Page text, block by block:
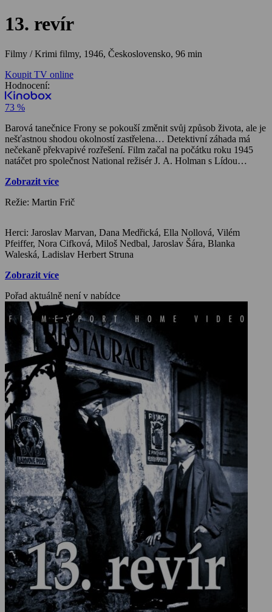
13. revír
Filmy / Krimi filmy, 1946, Československo, 96 min
Koupit TV online
Hodnocení:
73 %
Barová tanečnice Frony se pokouší změnit svůj způsob života, ale je
nešťastnou shodou okolností zastřelena… Detektivní záhada má
nečekaně překvapivé rozřešení. Film začal na počátku roku 1945
natáčet pro společnost National režisér J. A. Holman s Lídou
scénáře a s novou hlavní představitelkou.
Zobrazit více
Režie: Martin Frič
Herci: Jaroslav Marvan, Dana Medřická, Ella Nollová, Vilém
Pfeiffer, Nora Cifková, Miloš Nedbal, Jaroslav Šára, Blanka
Waleská, Ladislav Herbert Struna
Zobrazit více
Pořad aktuálně není v nabídce